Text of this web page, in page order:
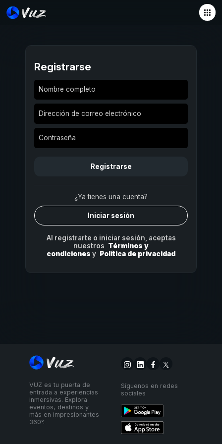
Registrarse
Nombre completo
Dirección de correo electrónico
Contraseña
Registrarse
¿Ya tienes una cuenta?
Iniciar sesión
Al registrarte o iniciar sesión, aceptas
nuestros Términos y
condiciones y Política de privacidad
VUZ es tu puerta de
entrada a experiencias
inmersivas. Explora
eventos, destinos y
más en impresionantes
360°.
Síguenos en redes
sociales